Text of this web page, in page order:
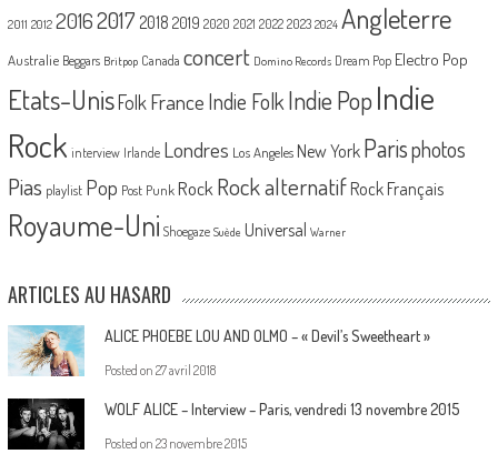
2011 2012 20162017 2018 2019 2020 2021 2022 2023 2024 Angleterre
Australie Beggars Britpop Canada concert Domino Records Dream Pop Electro Pop
Etats-UnisFolk France Indie FolkIndie PopIndie
Rock interview Irlande Londres Los Angeles New York Parisphotos
Pias playlist Pop Post Punk Rock Rock alternatif Rock Français
Royaume-Uni Shoegaze Suède Universal Warner
ARTICLES AU HASARD
ALICE PHOEBE LOU AND OLMO – « Devil’s Sweetheart »
Posted on 27 avril 2018
WOLF ALICE – Interview – Paris, vendredi 13 novembre 2015
Posted on 23 novembre 2015